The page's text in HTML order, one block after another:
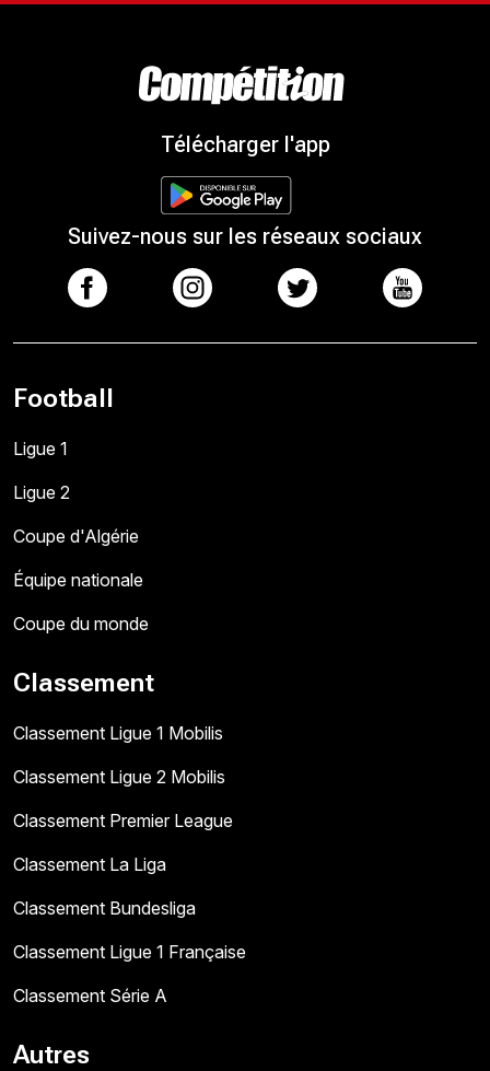
Télécharger l'app
Suivez-nous sur les réseaux sociaux
Football
Ligue 1
Ligue 2
Coupe d'Algérie
Équipe nationale
Coupe du monde
Classement
Classement Ligue 1 Mobilis
Classement Ligue 2 Mobilis
Classement Premier League
Classement La Liga
Classement Bundesliga
Classement Ligue 1 Française
Classement Série A
Autres